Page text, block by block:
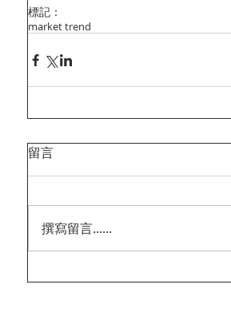
標記：
market trend
留言
撰寫留言......